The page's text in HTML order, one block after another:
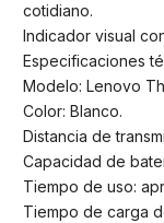
cotidiano.
Indicador visual
Especificaciones
Modelo: Lenovo
Color: Blanco.
Distancia de
Capacidad de
Tiempo de uso:
Tiempo de carga